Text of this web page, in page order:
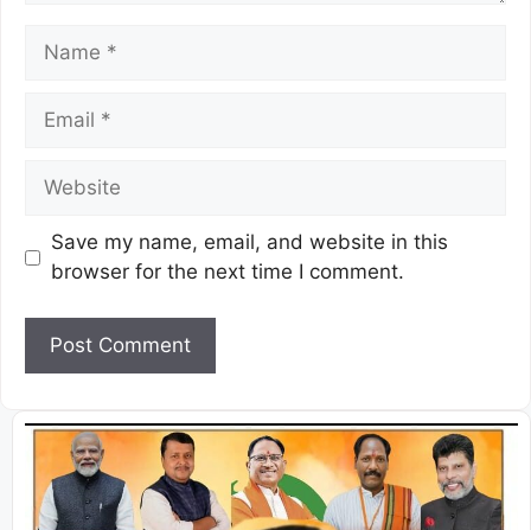
Save my name, email, and website in this
browser for the next time I comment.